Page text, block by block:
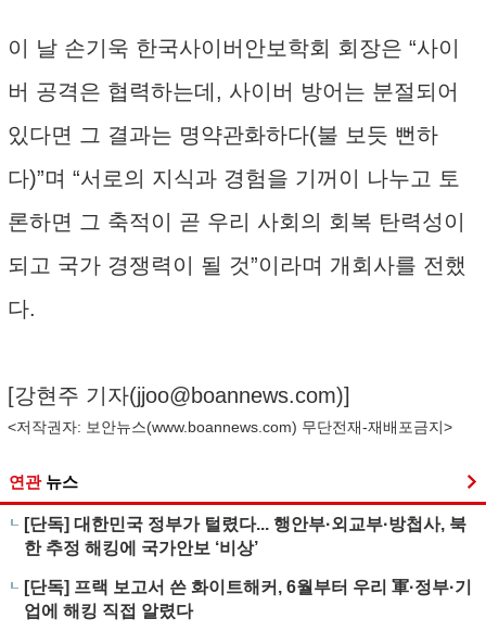
이 날 손기욱 한국사이버안보학회 회장은 “사이
버 공격은 협력하는데, 사이버 방어는 분절되어
있다면 그 결과는 명약관화하다(불 보듯 뻔하
다)”며 “서로의 지식과 경험을 기꺼이 나누고 토
론하면 그 축적이 곧 우리 사회의 회복 탄력성이
되고 국가 경쟁력이 될 것”이라며 개회사를 전했
다.
[강현주 기자(jjoo@boannews.com)]
<저작권자: 보안뉴스(www.boannews.com) 무단전재-재배포금지>
연관 뉴스
[단독] 대한민국 정부가 털렸다... 행안부·외교부·방첩사, 북
한 추정 해킹에 국가안보 ‘비상’
[단독] 프랙 보고서 쓴 화이트해커, 6월부터 우리 軍·정부·기
업에 해킹 직접 알렸다